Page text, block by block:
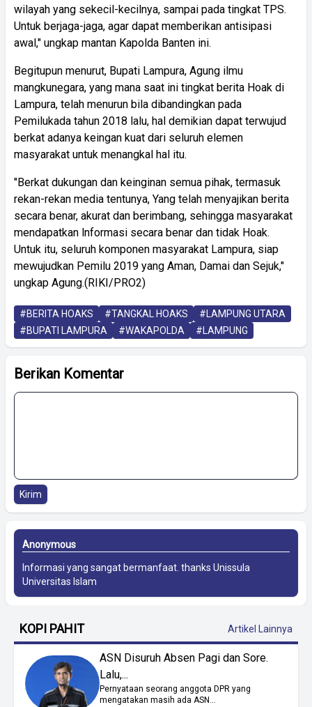
wilayah yang sekecil-kecilnya, sampai pada tingkat TPS.
Untuk berjaga-jaga, agar dapat memberikan antisipasi
awal," ungkap mantan Kapolda Banten ini.
Begitupun menurut, Bupati Lampura, Agung ilmu
mangkunegara, yang mana saat ini tingkat berita Hoak di
Lampura, telah menurun bila dibandingkan pada
Pemilukada tahun 2018 lalu, hal demikian dapat terwujud
berkat adanya keingan kuat dari seluruh elemen
masyarakat untuk menangkal hal itu.
"Berkat dukungan dan keinginan semua pihak, termasuk
rekan-rekan media tentunya, Yang telah menyajikan berita
secara benar, akurat dan berimbang, sehingga masyarakat
mendapatkan lnformasi secara benar dan tidak Hoak.
Untuk itu, seluruh komponen masyarakat Lampura, siap
mewujudkan Pemilu 2019 yang Aman, Damai dan Sejuk,"
ungkap Agung.(RIKI/PRO2)
#BERITA HOAKS #TANGKAL HOAKS
#LAMPUNG UTARA
#BUPATI LAMPURA
#WAKAPOLDA #LAMPUNG
Berikan Komentar
Kirim
Anonymous
Informasi yang sangat bermanfaat. thanks Unissula
Universitas Islam
KOPI PAHIT Artikel Lainnya
ASN Disuruh Absen Pagi dan Sore.
Lalu,...
Pernyataan seorang anggota DPR yang
mengatakan masih ada ASN...